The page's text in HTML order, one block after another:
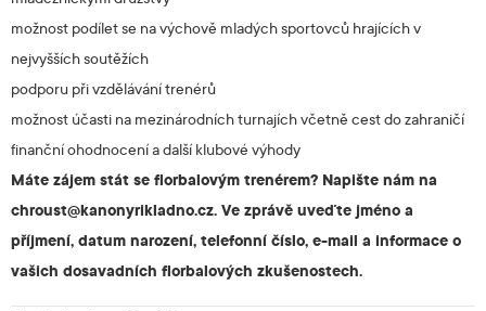
možnost podílet se na výchově mladých sportovců hrajících v
nejvyšších soutěžích
podporu při vzdělávání trenérů
možnost účasti na mezinárodních turnajích včetně cest do zahraničí
finanční ohodnocení a další klubové výhody
Máte zájem stát se florbalovým trenérem? Napište nám na
chroust@kanonyrikladno.cz. Ve zprávě uveďte jméno a
příjmení, datum narození, telefonní číslo, e-mail a informace o
vašich dosavadních florbalových zkušenostech.